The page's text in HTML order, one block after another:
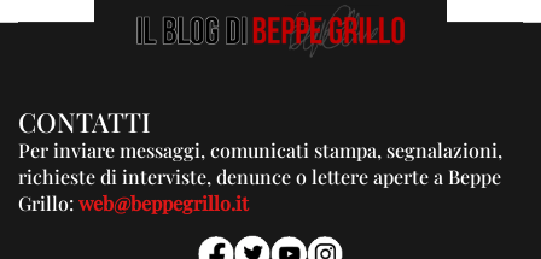
CONTATTI
Per inviare messaggi, comunicati stampa, segnalazioni,
richieste di interviste, denunce o lettere aperte a Beppe
Grillo:web@beppegrillo.it